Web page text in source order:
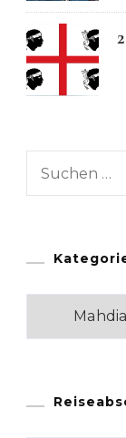
Suchen
Kategorien